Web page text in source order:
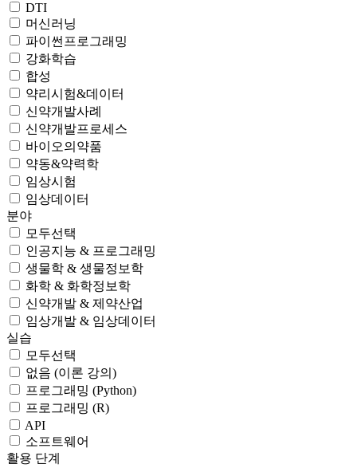
DTI
머신러닝
파이썬프로그래밍
강화학습
합성
약리시험&데이터
신약개발사례
신약개발프로세스
바이오의약품
약동&약력학
임상시험
임상데이터
분야
모두선택
인공지능 & 프로그래밍
생물학 & 생물정보학
화학 & 화학정보학
신약개발 & 제약산업
임상개발 & 임상데이터
실습
모두선택
없음 (이론 강의)
프로그래밍 (Python)
프로그래밍 (R)
API
소프트웨어
활용 단계